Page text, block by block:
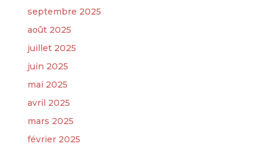
septembre 2025
août 2025
juillet 2025
juin 2025
mai 2025
avril 2025
mars 2025
février 2025